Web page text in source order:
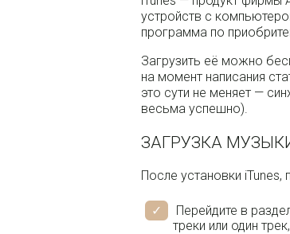
устройств с
программа по
Загрузить её можно
на момент написания
это сути не меняет —
весьма успешно).
ЗАГРУЗКА
После установки iTunes,
Перейдите в
треки или один